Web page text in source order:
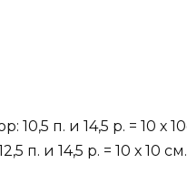
п. и 14,5 р. = 10 х
п. и 14,5 р. = 10 х 10 см.